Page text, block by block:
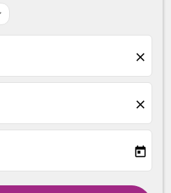
close
close
aria-label today